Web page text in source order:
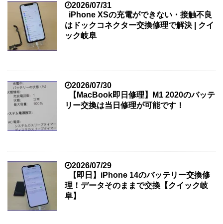
2026/07/31
iPhone XSの充電ができない・接触不良
はドックコネクター交換修理で解決 | クイ
ック岐阜
2026/07/30
【MacBook即日修理】M1 2020のバッテ
リー交換は当日修理が可能です！
2026/07/29
【即日】iPhone 14のバッテリー交換修
理！データそのままで交換【クイック岐
阜】